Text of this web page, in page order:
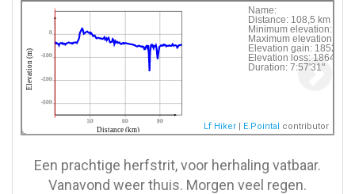
 20200930
-300
-200
-100
0
30 60 90
Distance (km)
Elevation (m)
Name:
Distance: 108,5 km
Minimum elevation:
Maximum elevation:
Elevation gain: 1852 m
Elevation loss: 1864 m
Duration: 7:57'31"
Click following button or element on the map to
see information about it.
Lf Hiker | E.Pointal contributor
Een prachtige herfstrit, voor herhaling vatbaar.
Vanavond weer thuis. Morgen veel regen.